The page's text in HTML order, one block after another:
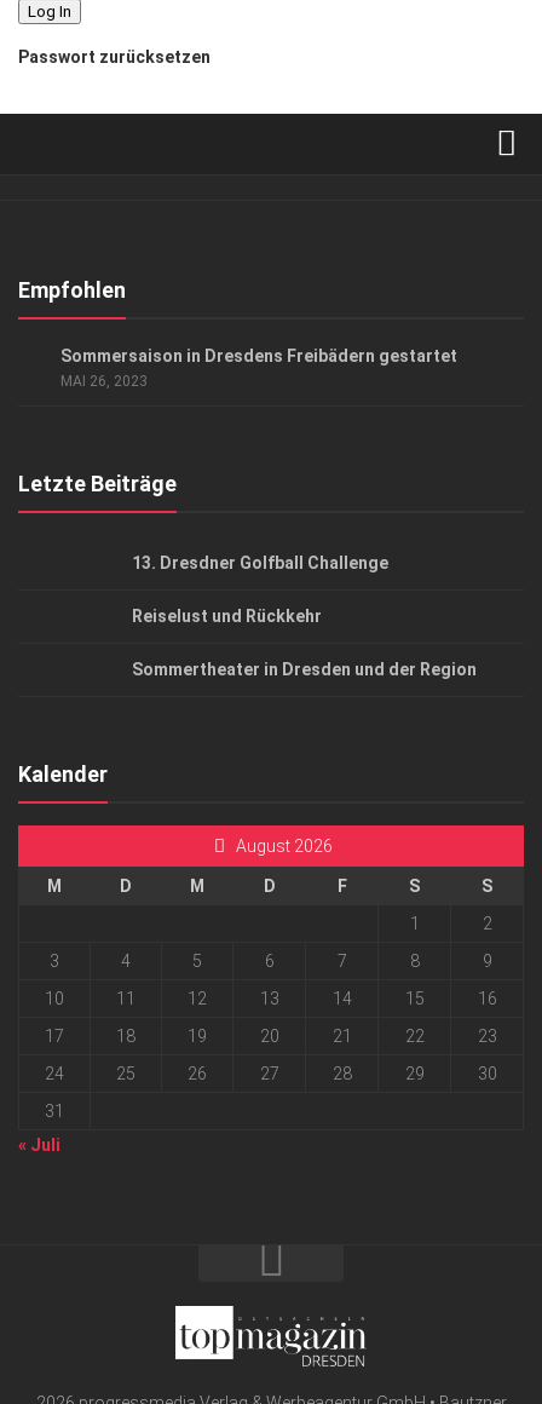
Passwort zurücksetzen
Kontakt, Impressum
Empfohlen
Sommersaison in Dresdens Freibädern gestartet
MAI 26, 2023
Letzte Beiträge
13. Dresdner Golfball Challenge
Reiselust und Rückkehr
Sommertheater in Dresden und der Region
Kalender
August 2026
M D M D F S
S
1
2
3
4 5 6 7 8
9
10
11 12 13 14 15
16
17
18 19 20 21 22
23
24
25 26 27 28 29
30
31
« Juli